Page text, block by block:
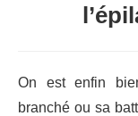
On est enfin
branché ou sa